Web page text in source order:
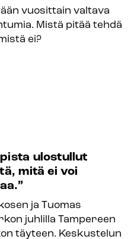
vuosittain valtava
Mistä pitää tehdä
ei?
ulostullut
mitä ei voi
ja Tuomas
juhlilla Tampereen
täyteen. Keskustelun